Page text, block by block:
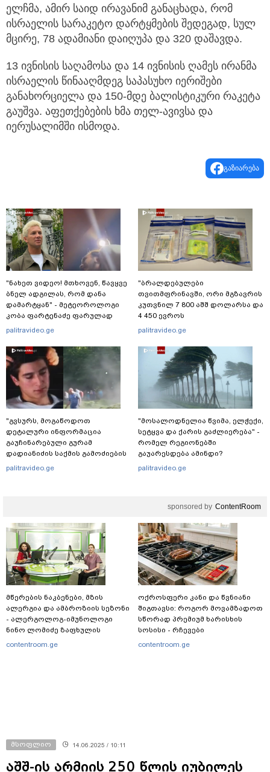
ელჩმა, ამირ საიდ ირავანიმ განაცხადა, რომ
ისრაელის სარაკეტო დარტყმების შედეგად, სულ
მცირე, 78 ადამიანი დაიღუპა და 320 დაშავდა.
13 ივნისის საღამოსა და 14 ივნისის ღამეს ირანმა
ისრაელის წინააღმდეგ საპასუხო იერიშები
განახორციელა და 150-მდე ბალისტიკური რაკეტა
გაუშვა. აფეთქებების ხმა თელ-ავივსა და
იერუსალიმში ისმოდა.
გაზიარება
"ნახეთ ვიდეო! მთხოვენ, წავყვე
ბნელ ადგილას, რომ დანა
დამარტყან" - მეტეოროლოგი
კობა ფარტენაძე ფარულად
გადაღებულ კადრებს აქვეყნებს
palitravideo.ge
"გვსურს, მოგაწოდოთ
დეტალური ინფორმაცია
გაუჩინარებული გურამ
დადიანიძის საქმის გამოძიების
შესახებ" - შსს განცხადებას
palitravideo.ge
"ბრალდებულები
თვითმფრინავში, ორი მგზავრის
კუთვნილ 7 800 აშშ დოლარსა და
4 450 ევროს
მართლსაწინააღმდეგოდ
დეტალები ხდება ცნობილი?
palitravideo.ge
"მოსალოდნელია წვიმა, ელ­ჭე­ქი,
სე­ტყვა და ქა­რის გაძ­ლი­ე­რე­ბა" -
რომელ რეგიონებში
გაუარესდება ამინდი?
palitravideo.ge
sponsored by ContentRoom
მწერების ნაკბენები, მზის
ალერგია და ამბროზიის სეზონი
- ალერგოლოგ-იმუნოლოგი
ნინო ლომიძე ზაფხულის
ალერგიებზე
contentroom.ge
ოქროსფერი კანი და წვნიანი
შიგთავსი: როგორ მოვამზადოთ
სწორად პრემიუმ ხარისხის
სოსისი - რჩევები
„შეფმაისტერის“
contentroom.ge
მსოფლიო 14.06.2025 / 10:11
აშშ-ის არმიის 250 წლის იუბილეს